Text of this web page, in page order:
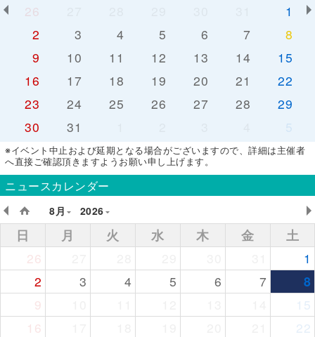
26
1
2
3 4 5 6 7
8
9
10 11 12 13 14
15
16
17 18 19 20 21
22
23
24 25 26 27 28
29
30
31 5
※イベント中止および延期となる場合がございますので、詳細は主催者
へ直接ご確認頂きますようお願い申し上げます。
ニュースカレンダー
8月
2026
日 月 火 水 木 金
土
26
1
2
3 4 5 6 7
8
9
15
16
22